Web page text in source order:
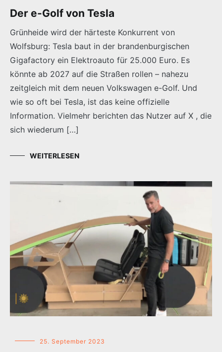
Der e-Golf von Tesla
Grünheide wird der härteste Konkurrent von
Wolfsburg: Tesla baut in der brandenburgischen
Gigafactory ein Elektroauto für 25.000 Euro. Es
könnte ab 2027 auf die Straßen rollen – nahezu
zeitgleich mit dem neuen Volkswagen e-Golf. Und
wie so oft bei Tesla, ist das keine offizielle
Information. Vielmehr berichten das Nutzer auf X , die
sich wiederum […]
WEITERLESEN
25. September 2023